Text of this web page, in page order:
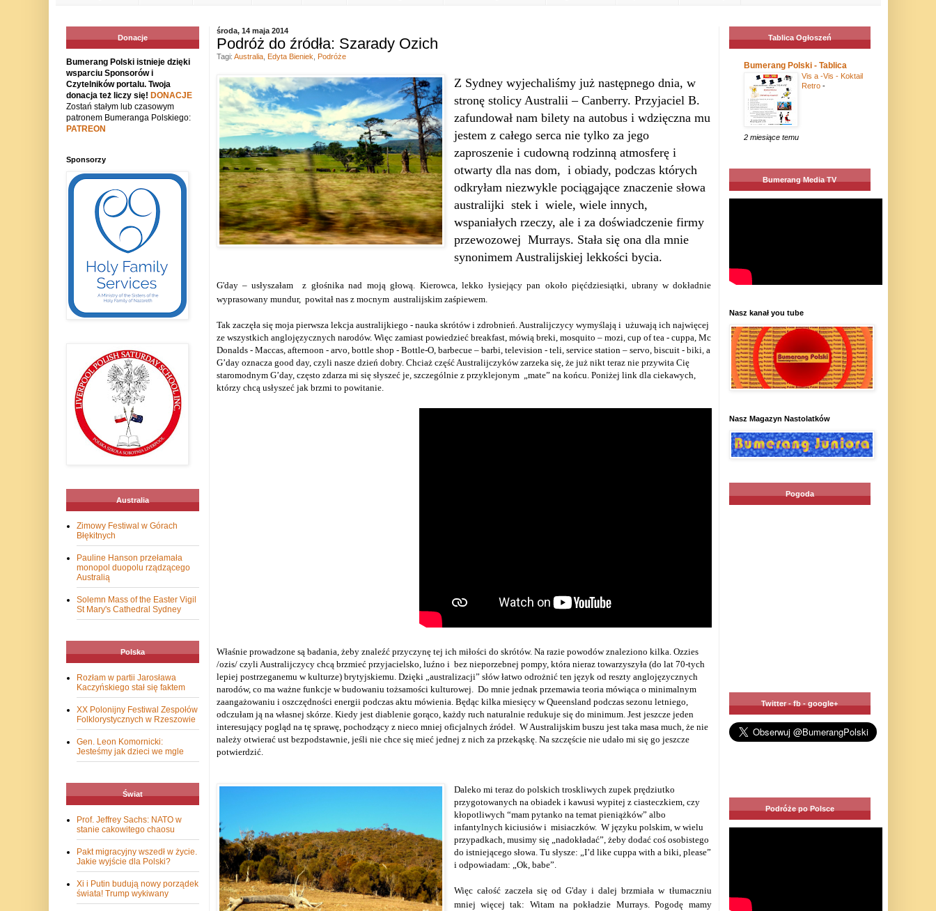
środa, 14 maja 2014
Podróż do źródła: Szarady Ozich
Z Sydney wyjechaliśmy już następnego dnia, w
stronę stolicy Australii – Canberry. Przyjaciel B.
zafundował nam bilety na autobus i wdzięczna mu
jestem z całego serca nie tylko za jego
zaproszenie i cudowną rodzinną atmosferę i
otwarty dla nas dom, i obiady, podczas których
odkryłam niezwykle pociągające znaczenie słowa
australijki stek i wiele, wiele innych,
wspaniałych rzeczy, ale i za doświadczenie firmy
przewozowej Murrays. Stała się ona dla mnie
synonimem Australijskiej lekkości bycia.
G'day – usłyszałam z głośnika nad moją głową. Kierowca, lekko łysiejący pan około pięćdziesiątki, ubrany w dokładnie
wyprasowany mundur, powitał nas z mocnym australijskim zaśpiewem.
Tak zaczęła się moja pierwsza lekcja australijkiego - nauka skrótów i zdrobnień. Australijczycy wymyślają i użuwają ich najwięcej
ze wszystkich anglojęzycznych narodów. Więc zamiast powiedzieć breakfast, mówią breki, mosquito – mozi, cup of tea - cuppa, Mc
Donalds - Maccas, afternoon - arvo, bottle shop - Bottle-O, barbecue – barbi, television - teli, service station – servo, biscuit - biki,a
G’day oznacza good day, czyli nasze dzień dobry. Chciaż część Australijczyków zarzeka się, że już nikt teraz nie przywita Cię
staromodnym G’day, często zdarza mi się słyszeć je, szczególnie z przyklejonym „mate” na końcu. Poniżej link dla ciekawych,
którzy chcą usłyszeć jak brzmi to powitanie.
Właśnie prowadzone są badania, żeby znaleźć przyczynę tej ich miłości do skrótów. Na razie powodów znaleziono kilka. Ozzies
/ozis/ czyli Australijczycy chcą brzmieć przyjacielsko, luźno i bez nieporzebnej pompy, która nieraz towarzyszyła (do lat 70-tych
lepiej postrzeganemu w kulturze) brytyjskiemu. Dzięki „australizacji” słów łatwo odrożnić ten język od reszty anglojęzycznych
narodów, co ma ważne funkcje w budowaniu tożsamości kulturowej. Do mnie jednak przemawia teoria mówiąca o minimalnym
zaangażowaniu i oszczędności energii podczas aktu mówienia. Będąc kilka miesięcy w Queensland podczas sezonu letniego,
odczułam ją na własnej skórze. Kiedy jest diablenie gorąco, każdy ruch naturalnie redukuje się do minimum. Jest jeszcze jeden
interesujący pogląd na tę sprawę, pochodzący z nieco mniej oficjalnych źródeł. W Australijskim buszu jest taka masa much, że nie
należy otwierać ust bezpodstawnie, jeśli nie chce się mieć jednej z nich za przekąskę. Na szczęście nie udało mi się go jeszcze
potwierdzić.
Daleko mi teraz do polskich troskliwych zupek prędziutko
przygotowanych na obiadek i kawusi wypitej z ciasteczkiem, czy
kłopotliwych “mam pytanko na temat pieniążków” albo
infantylnych kiciusiów i misiaczków. W języku polskim, w wielu
przypadkach, musimy się „nadokładać”, żeby dodać coś osobistego
do istniejącego słowa. Tu słysze: „I’d like cuppa with a biki, please”
i odpowiadam: „Ok, babe”.
Więc całość zaczeła się od G'day i dalej brzmiała w tłumaczniu
mniej więcej tak: Witam na pokładzie Murrays. Pogodę mamy
Tagi: Australia, Edyta Bieniek Podróże
Donacje
Bumerang Polski istnieje dzięki
wsparciu Sponsorów i
Czytelników portalu. Twoja
donacja też liczy się! DONACJE
Zostań stałym lub czasowym
patronem Bumeranga Polskiego:
PATREON
Sponsorzy
Australia
Zimowy Festiwal w Górach
Błękitnych
Pauline Hanson przełamała
monopol duopolu rządzącego
Australią
Solemn Mass of the Easter Vigil
St Mary's Cathedral Sydney
Polska
Rozłam w partii Jarosława
Kaczyńskiego stał się faktem
XX Polonijny Festiwal Zespołów
Folklorystycznych w Rzeszowie
Gen. Leon Komornicki:
Jesteśmy jak dzieci we mgle
Świat
Prof. Jeffrey Sachs: NATO w
stanie cakowitego chaosu
Pakt migracyjny wszedł w życie.
Jakie wyjście dla Polski?
Xi i Putin budują nowy porządek
świata! Trump wykiwany
Tablica Ogłoszeń
Bumerang Polski - Tablica
Vis a -Vis - Koktail
Retro -
2 miesiące temu
Bumerang Media TV
Nasz kanał you tube
Nasz Magazyn Nastolatków
Pogoda
Twitter - fb - google+
Podróże po Polsce